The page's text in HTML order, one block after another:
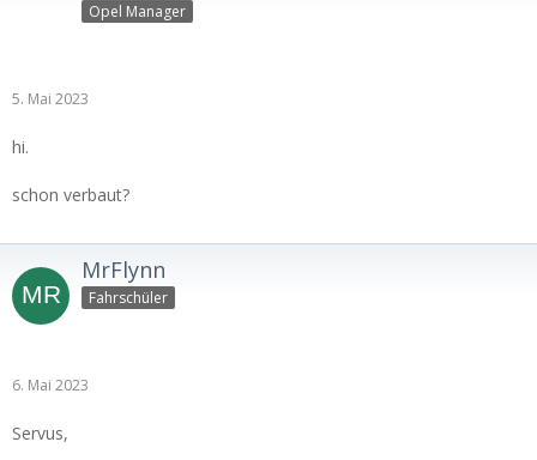
Opel Manager
5. Mai 2023
hi.
schon verbaut?
MrFlynn
Fahrschüler
6. Mai 2023
Servus,